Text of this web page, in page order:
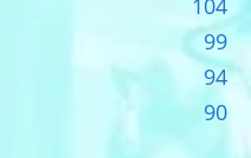
104
99
94
90